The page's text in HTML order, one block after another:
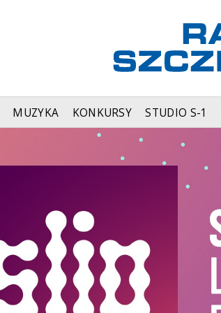
MUZYKA KONKURSY STUDIO S-1